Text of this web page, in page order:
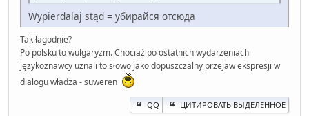
Wypierdalaj stąd = убирайся отсюда
Tak łagodnie?
Po polsku to wulgaryzm. Chociaż po ostatnich wydarzeniach
językoznawcy uznali to słowo jako dopuszczalny przejaw ekspresji w
dialogu władza - suweren
QQ ЦИТИРОВАТЬ ВЫДЕЛЕННОЕ